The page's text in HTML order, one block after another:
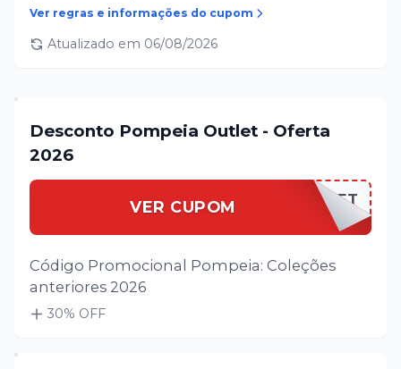
Não cumulativo com outras promoções.
Ver regras e informações do cupom
Atualizado em 06/08/2026
Desconto Pompeia Outlet - Oferta
2026
VER CUPOMLOJASPOUTLET
Código Promocional Pompeia: Coleções
anteriores 2026
30% OFF